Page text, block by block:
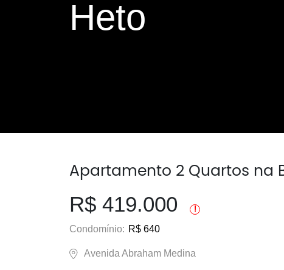
Heto
Apartamento 2 Quartos na
R$ 419.000 !
Condomínio: R$ 640
Avenida Abraham Medina